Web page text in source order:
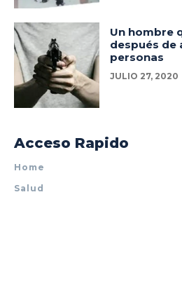
Un hombre
después de
personas
JULIO 27, 2020
Acceso Rapido
Home
Salud